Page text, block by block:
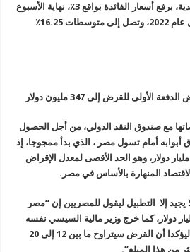
وجاء قرار لجنة السياسات النقدية، برفع أسعار الفائدة بواقع 3٪، نهاية الأسبوع
الماضي، لتزيد بمعدل 8٪، خلال عام 2022، وتصل إلى متوسطات 16.25٪
للقرض إلى 347 مليون دولار
مع صندوق النقد الدولي، من أجل الحصول
أمام تسول مصر ، الذي بدأ ممجوجا، إذ
إن الدولة مدينة للصندوق بـ20 مليار دولار، وهو الحد الأقصى لمعدل الإقراض
المنهارة بالأساس في مصر.
يجيد إلا التطبيل ليقول للمصريين إن “مصر
على قرض بنحو 20 مليار دولار، كما خرج وزير مالية السيسي نفسه
محمد معيط ووزيرة التخطيط ليؤكدا أن القرض سيتراوح ما بين 12 إلى 20
من هذا المبلع”.